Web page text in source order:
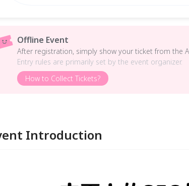
Offline Event
After registration, simply show your ticket from the
Entry rules are primarily set by the event organizer.
How to Collect Tickets?
Introduction